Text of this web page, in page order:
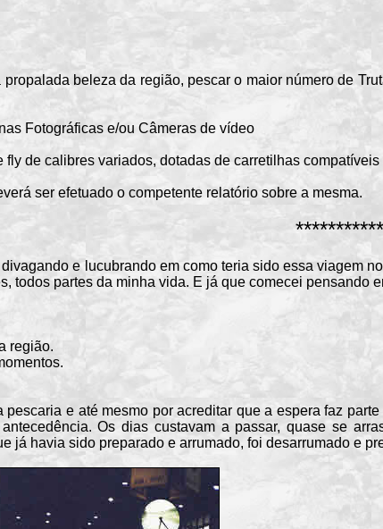
propalada beleza da região, pescar o maior número de
Fotográficas e/ou Câmeras de vídeo
fly de calibres variados, dotadas de carretilhas
ser efetuado o competente relatório sobre a mesma.
e lucubrando em como teria sido essa viagem
todos partes da minha vida. E já que comecei
região.
e até mesmo por acreditar que a espera faz parte
Os dias custavam a passar, quase se
já havia sido preparado e arrumado, foi desarrumado e